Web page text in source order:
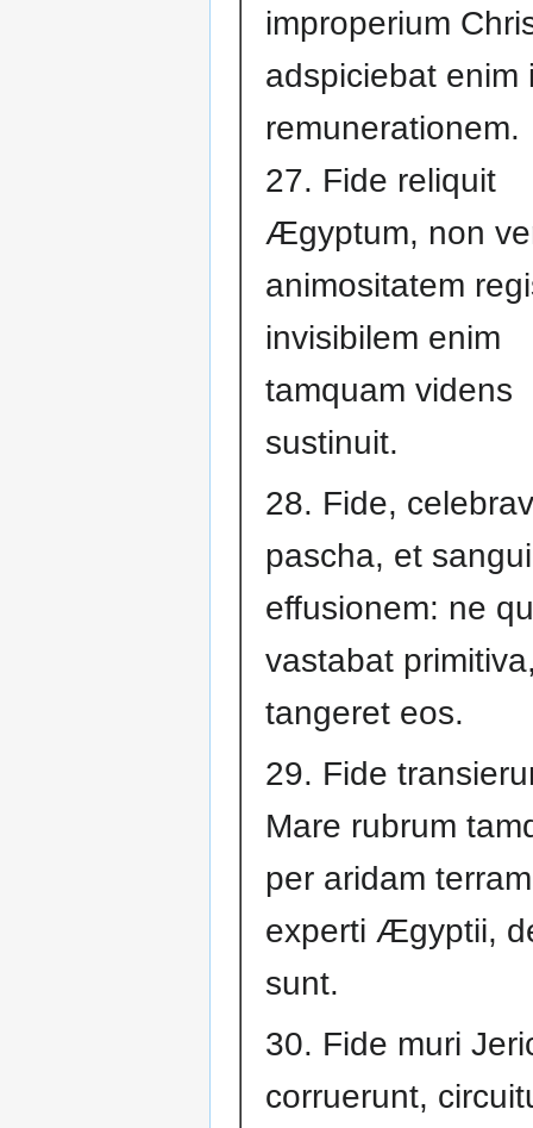
improperium
adspiciebat enim
remunerationem.
27. Fide reliquit
Ægyptum, non
animositatem
invisibilem enim
tamquam videns
sustinuit.
28. Fide,
pascha, et
effusionem: ne
vastabat
tangeret eos.
29. Fide
Mare rubrum
per aridam
experti Ægyptii,
sunt.
30. Fide muri
corruerunt,